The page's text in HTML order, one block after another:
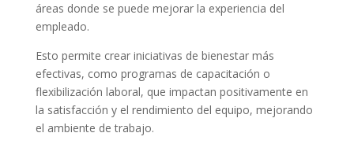
áreas donde se puede mejorar la experiencia del
empleado.
Esto permite crear iniciativas de bienestar más
efectivas, como programas de capacitación o
flexibilización laboral, que impactan positivamente en
la satisfacción y el rendimiento del equipo, mejorando
el ambiente de trabajo.